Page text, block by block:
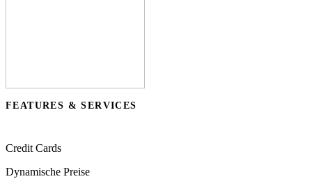
FEATURES & SERVICES
Credit Cards
Dynamische Preise